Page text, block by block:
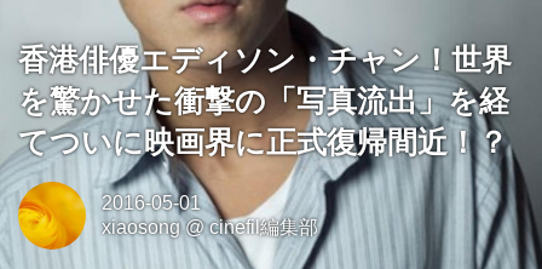
香港俳優エディソン・チャン！世界
を驚かせた衝撃の「写真流出」を経
てついに映画界に正式復帰間近！？
2016-05-01
xiaosong@cinefil編集部